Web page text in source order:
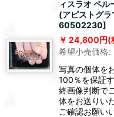
ィスラオ ペル
(アピストグ
60502230]
24,800円(
希望小売価格:
写真の個体を
100％を保証
終画像判断で
体をお送りい
ご確認お願い